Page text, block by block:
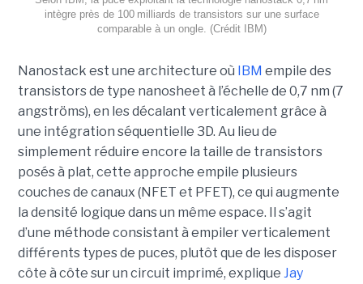
intègre près de 100 milliards de transistors sur une surface
comparable à un ongle. (Crédit IBM)
Nanostack est une architecture où IBM empile des
transistors de type nanosheet à l’échelle de 0,7 nm (7
angströms), en les décalant verticalement grâce à
une intégration séquentielle 3D. Au lieu de
simplement réduire encore la taille de transistors
posés à plat, cette approche empile plusieurs
couches de canaux (NFET et PFET), ce qui augmente
la densité logique dans un même espace. Il s’agit
d’une méthode consistant à empiler verticalement
différents types de puces, plutôt que de les disposer
côte à côte sur un circuit imprimé, explique Jay